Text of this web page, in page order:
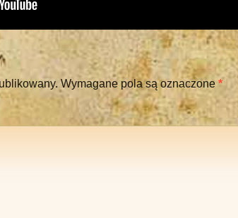
Wymagane pola są oznaczone *